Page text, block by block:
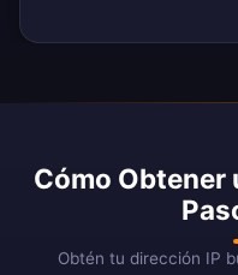
Cómo Obtener
Obtén tu dirección IP